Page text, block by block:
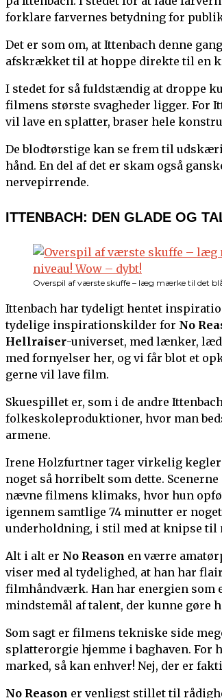
forklare farvernes betydning for
Det er som om, at Ittenbach denne
afskrækket til at hoppe direkte til en
I stedet for så fuldstændig at droppe
filmens største svagheder ligger. For
vil lave en splatter, braser hele
De blodtørstige kan se frem til
hånd. En del af det er skam også
nervepirrende.
ITTENBACH: DEN GLADE OG
Overspil af værste skuffe – læg mærke til det
Ittenbach har tydeligt hentet
tydelige inspirationskilder for No
Hellraiser-universet, med lænker,
med fornyelser her, og vi får blot et
gerne vil lave film.
Skuespillet er, som i de andre
folkeskoleproduktioner, hvor man
armene.
Irene Holzfurtner tager virkelig
noget så horribelt som dette.
nævne filmens klimaks, hvor hun
igennem samtlige 74 minutter er
underholdning, i stil med at knipse
Alt i alt er No Reason en værre
viser med al tydelighed, at han har
filmhåndværk. Han har energien som
mindstemål af talent, der kunne gøre
Som sagt er filmens tekniske side
splatterorgie hjemme i baghaven. For
marked, så kan enhver! Nej, der er
No Reason er venligst stillet til